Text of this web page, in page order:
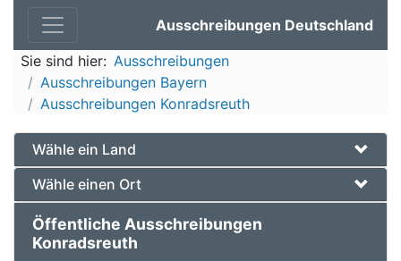
Ausschreibungen Deutschland
Sie sind hier: Ausschreibungen
Ausschreibungen Bayern
Ausschreibungen Konradsreuth
Wähle ein Land
Wähle einen Ort
Öffentliche Ausschreibungen
Konradsreuth